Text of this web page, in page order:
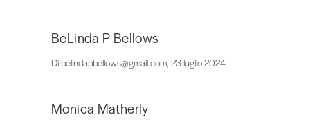
BeLinda P Bellows
Di belindapbellows@gmail.com, 23 luglio 2024
Monica Matherly